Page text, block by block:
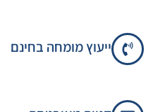
ייעוץ מומחה בחינם